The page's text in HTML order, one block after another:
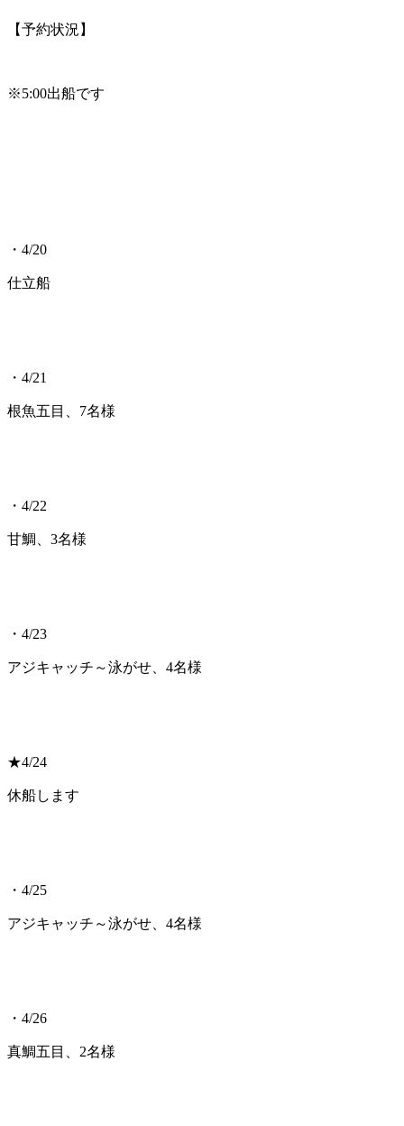
【予約状況】
※5:00出船です
・4/20
仕立船
・4/21
根魚五目、7名様
・4/22
甘鯛、3名様
・4/23
アジキャッチ～泳がせ、4名様
★4/24
休船します
・4/25
アジキャッチ～泳がせ、4名様
・4/26
真鯛五目、2名様